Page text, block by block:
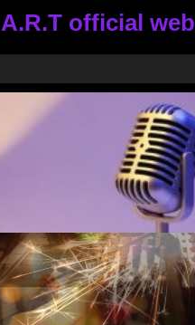
A.R.T official web
索